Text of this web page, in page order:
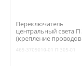
Переключатель
центральный света П
(крепление
3709010-01
469-3709010-01 П 305-01